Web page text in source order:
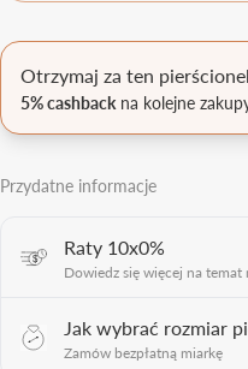
Otrzymaj za ten
5% cashback na kolejne
Przydatne informacje
Raty 10x0%
Dowiedz się więcej na
Jak wybrać rozmiar
Zamów bezpłatną miarkę